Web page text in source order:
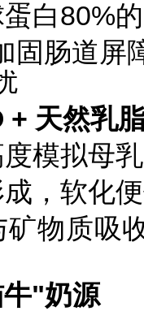
白80%
固肠道屏
+ 天然乳
模拟母乳
，软化
矿物质吸
"奶源